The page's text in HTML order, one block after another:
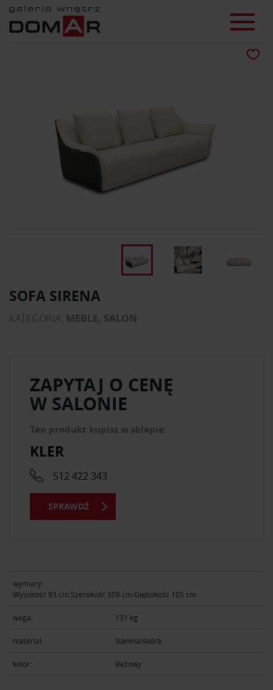
SOFA SIRENA
KATEGORIA: MEBLE, SALON
wymiary:
Wysokość 93 cm Szerokość 309 cm Głębokość 105 cm
waga: 131 kg
materiał: tkanina/skóra
kolor: Beżowy
ZAPYTAJ O CENĘ
W SALONIE
Ten produkt kupisz w sklepie:
KLER
512 422 343
SPRAWDŹ